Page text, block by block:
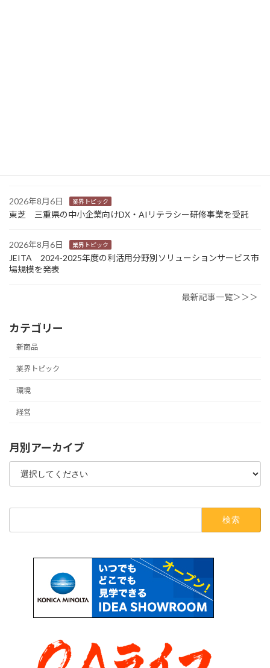
2026年8月6日 業界トピック
東芝 三重県の中小企業向けDX・AIリテラシー研修事業を受託
2026年8月6日 業界トピック
JEITA 2024-2025年度の利活用分野別ソリューションサービス市
場規模を発表
最新記事一覧＞＞＞
カテゴリー
新商品
業界トピック
環境
経営
月別アーカイブ